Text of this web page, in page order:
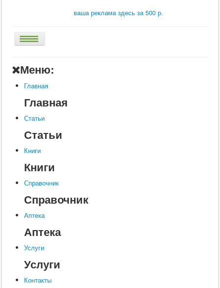
ваша реклама здесь за 500 р.
Книги
Услуги
Контакты
Шкатулки
Меню:
Главная
Главная
Статьи
Статьи
Книги
Книги
Справочник
Справочник
Аптека
Аптека
Услуги
Услуги
Контакты